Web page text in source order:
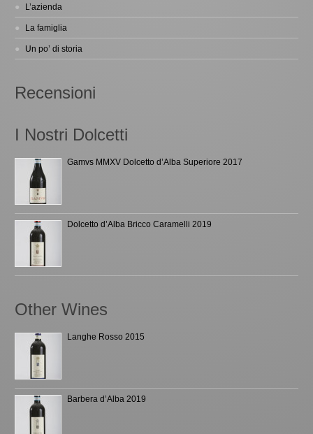
L’azienda
La famiglia
Un po’ di storia
Recensioni
I Nostri Dolcetti
Gamvs MMXV Dolcetto d’Alba Superiore 2017
Dolcetto d’Alba Bricco Caramelli 2019
Other Wines
Langhe Rosso 2015
Barbera d’Alba 2019